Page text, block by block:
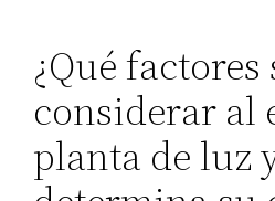
¿Qué factores
considerar al
planta de luz